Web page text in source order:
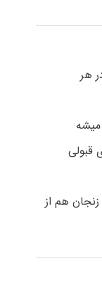
هر
میشه
قبولی
هم از